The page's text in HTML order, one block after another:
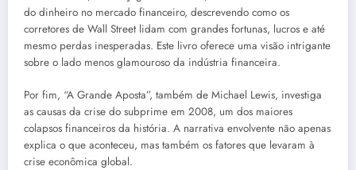
do dinheiro no mercado financeiro, descrevendo como os
corretores de Wall Street lidam com grandes fortunas, lucros e até
mesmo perdas inesperadas. Este livro oferece uma visão intrigante
sobre o lado menos glamouroso da indústria financeira.
Por fim, “A Grande Aposta”, também de Michael Lewis, investiga
as causas da crise do subprime em 2008, um dos maiores
colapsos financeiros da história. A narrativa envolvente não apenas
explica o que aconteceu, mas também os fatores que levaram à
crise econômica global.